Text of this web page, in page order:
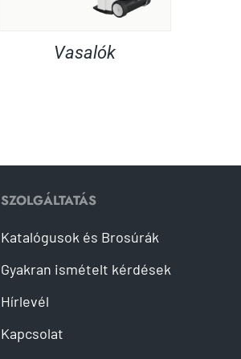
Vasalók
SZOLGÁLTATÁS
Katalógusok és Brosúrák
Gyakran ismételt kérdések
Hírlevél
Kapcsolat